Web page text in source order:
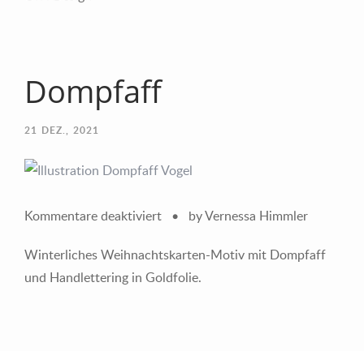
Dompfaff
21 DEZ., 2021
Kommentare deaktiviertfür
• by Vernessa Himmler
Winterliches Weihnachtskarten-Motiv mit Dompfaff
und Handlettering in Goldfolie.